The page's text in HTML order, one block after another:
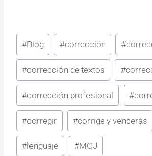
Etiquetas
de
la
entrada:
#Blog #corrección #
#corrección de textos #
#corrección profesional #
#corregir #corrige y vencerás
# lenguaje #MCJ